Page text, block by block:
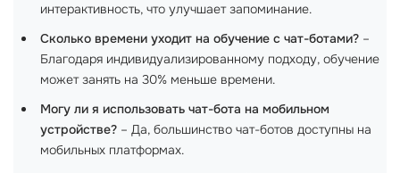
интерактивность, что улучшает запоминание.
Сколько времени уходит на обучение с чат-ботами? –
Благодаря индивидуализированному подходу, обучение
может занять на 30% меньше времени.
Могу ли я использовать чат-бота на мобильном
устройстве? – Да, большинство чат-ботов доступны на
мобильных платформах.